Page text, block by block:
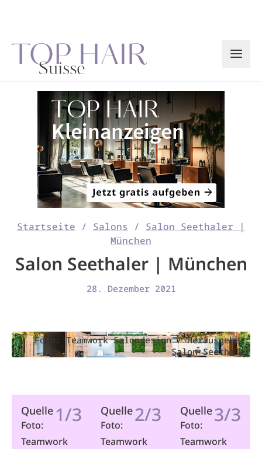
Startseite / Salons / Salon Seethaler |
München
Salon Seethaler | München
28. Dezember 2021
Foto: Teamwork Salondesign / Herausgeber:
Salon Seethaler
1/3
Quelle
Foto:
Teamwork
2/3
Quelle
Foto:
Teamwork
3/3
Quelle
Foto:
Teamwork